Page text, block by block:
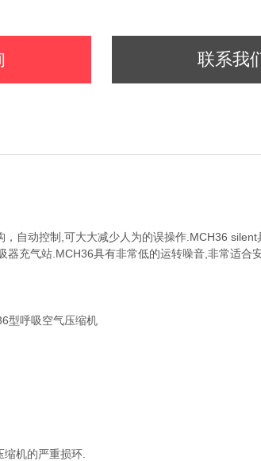
联系我
自动控制,可大大减少人为的误操作.MCH36 silent
充气站.MCH36具有非常低的运转噪音,非常适合
机的严重损环.